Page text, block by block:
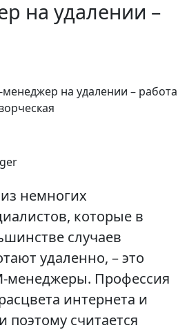
на удалении –
менеджер на удалении – работа
немногих
которые в
случаев
удаленно, – это
менеджеры. Профессия
интернета и
поэтому считается